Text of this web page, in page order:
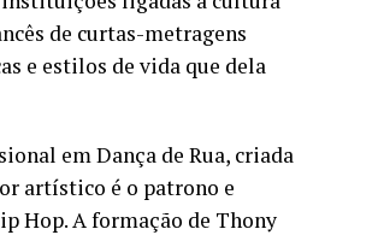
de curtas-metragens
e estilos de vida que dela
em Dança de Rua, criada
artístico é o patrono e
Hop. A formação de Thony